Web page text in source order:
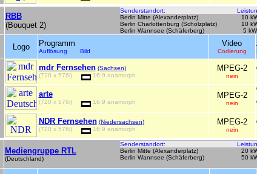
RBB
(Bouquet 2)
Senderstandort:
Berlin Mitte (Alexanderplatz)
10
Berlin Charlottenburg (Scholzplatz)
10
Berlin Wannsee (Schäferberg)
5 kW
Logo Programm
Auflösung Bild
Video
Codierung
mdr Fernsehen (Sachsen)
(720 x 576i) 16:9 anamorph
MPEG-2
nein
arte
(720 x 576i) 16:9 anamorph
MPEG-2
nein
NDR Fernsehen (Niedersachsen)
(720 x 576i) 16:9 anamorph
MPEG-2
nein
Mediengruppe RTL
(Deutschland)
Senderstandort:
Berlin Mitte (Alexanderplatz)
20
Berlin Wannsee (Schäferberg)
50